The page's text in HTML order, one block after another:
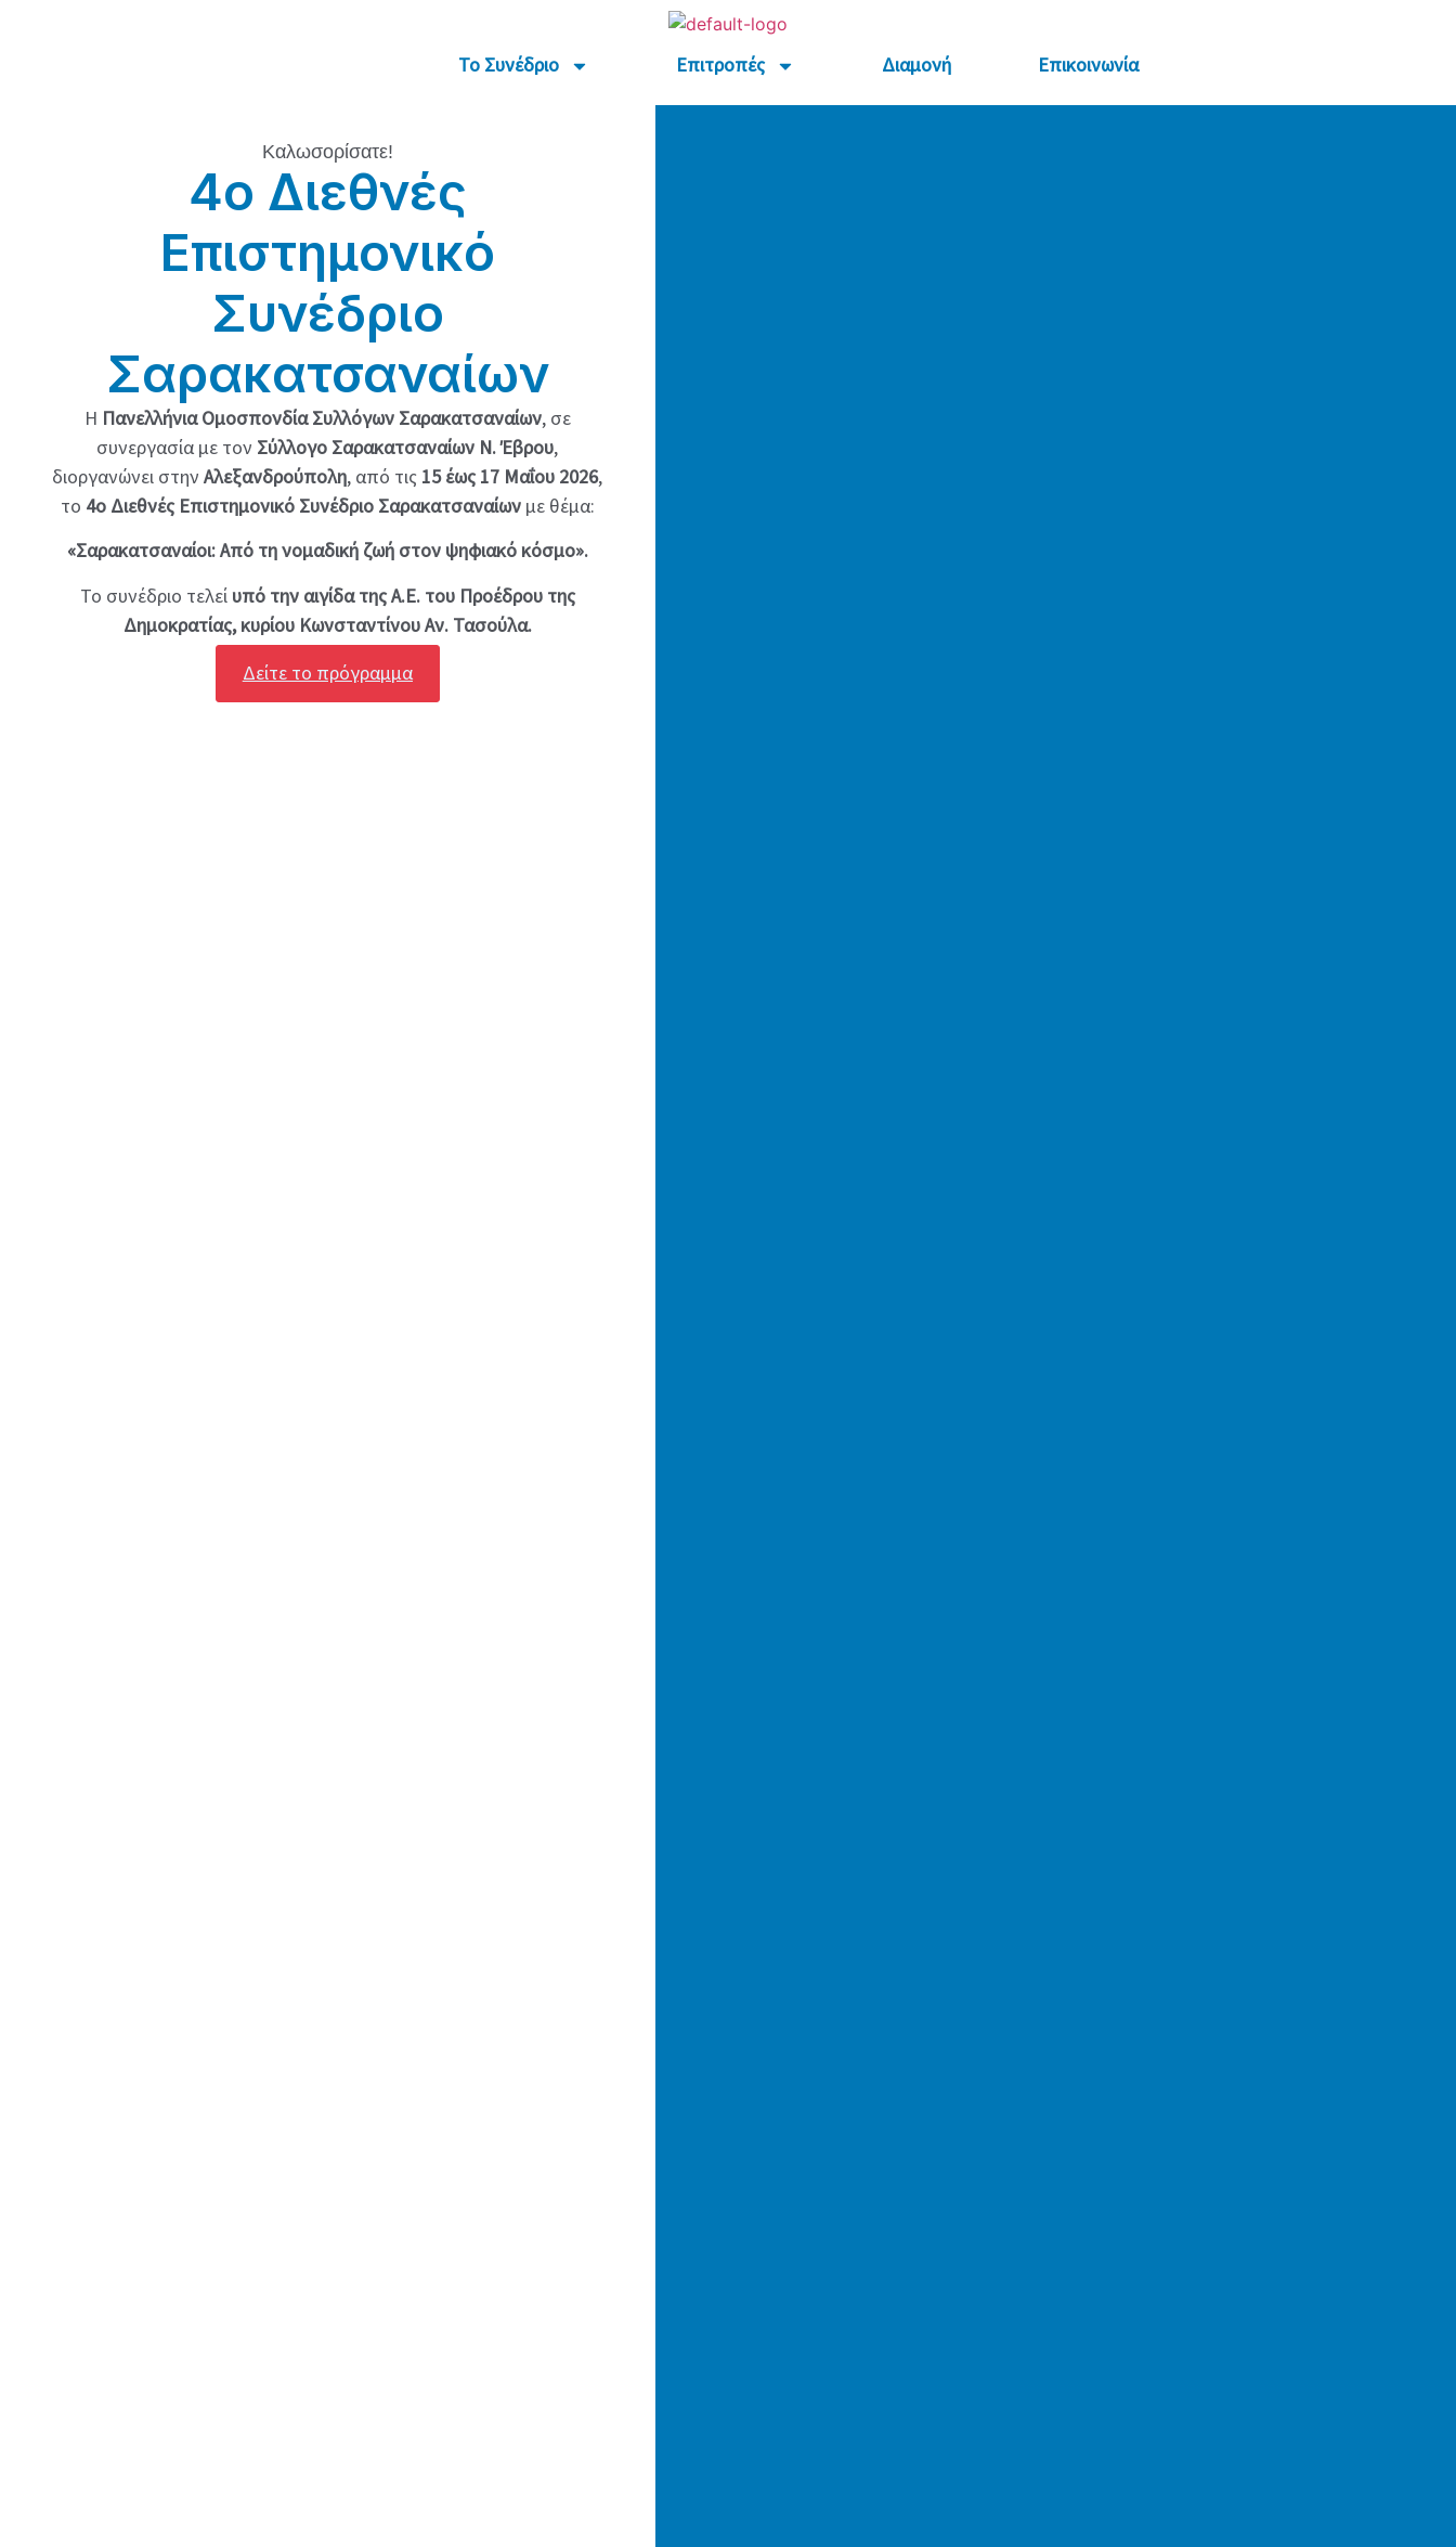
Το Συνέδριο Επιτροπές Διαμονή Επικοινωνία
Το Συνέδριο Επιτροπές Διαμονή Επικοινωνία
Καλωσορίσατε!
4ο Διεθνές
Επιστημονικό
Συνέδριο
Σαρακατσαναίων
Η Πανελλήνια Ομοσπονδία Συλλόγων Σαρακατσαναίων, σε
συνεργασία με τον Σύλλογο Σαρακατσαναίων Ν. Έβρου,
διοργανώνει στηνΑλεξανδρούπολη, από τις 15 έως 17 Μαΐου 2026,
το 4ο Διεθνές Επιστημονικό Συνέδριο Σαρακατσαναίωνμε θέμα:
«Σαρακατσαναίοι: Από τη νομαδική ζωή στον ψηφιακό κόσμο».
Το συνέδριο τελεί υπό την αιγίδα της Α.Ε. του Προέδρου της
Δημοκρατίας, κυρίου Κωνσταντίνου Αν. Τασούλα.
Δείτε το πρόγραμμα